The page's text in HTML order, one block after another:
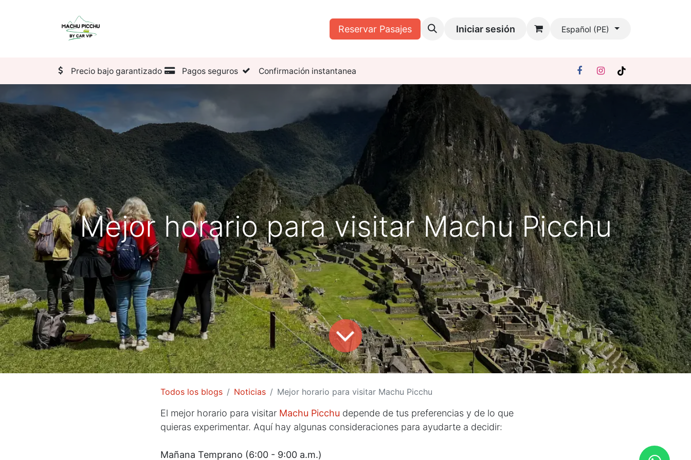
Reservar Pasajes Iniciar sesión Español (PE)
Precio bajo garantizado Pagos seguros Confirmación instantanea
Mejor horario para visitar Machu Picchu
Todos los blogs Noticias Mejor horario para visitar Machu Picchu
El mejor horario para visitar Machu Picchu depende de tus preferencias y de lo que
quieras experimentar. Aquí hay algunas consideraciones para ayudarte a decidir:
Mañana Temprano (6:00 - 9:00 a.m.)